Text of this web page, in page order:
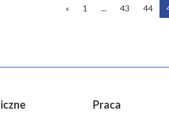
« 1 ... 43 44
Praca